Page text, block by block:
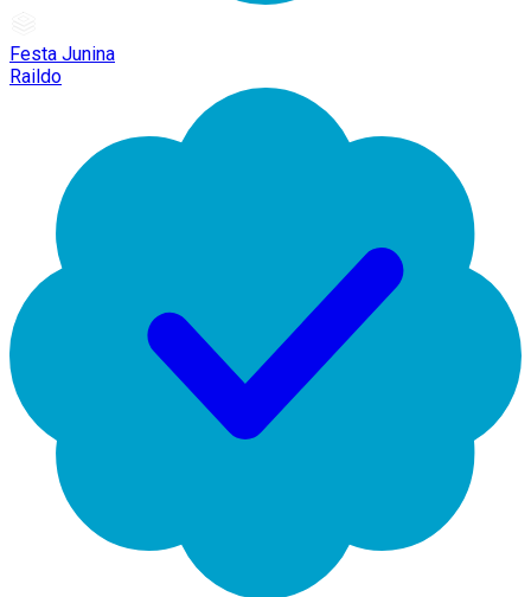
Festa Junina
Raildo